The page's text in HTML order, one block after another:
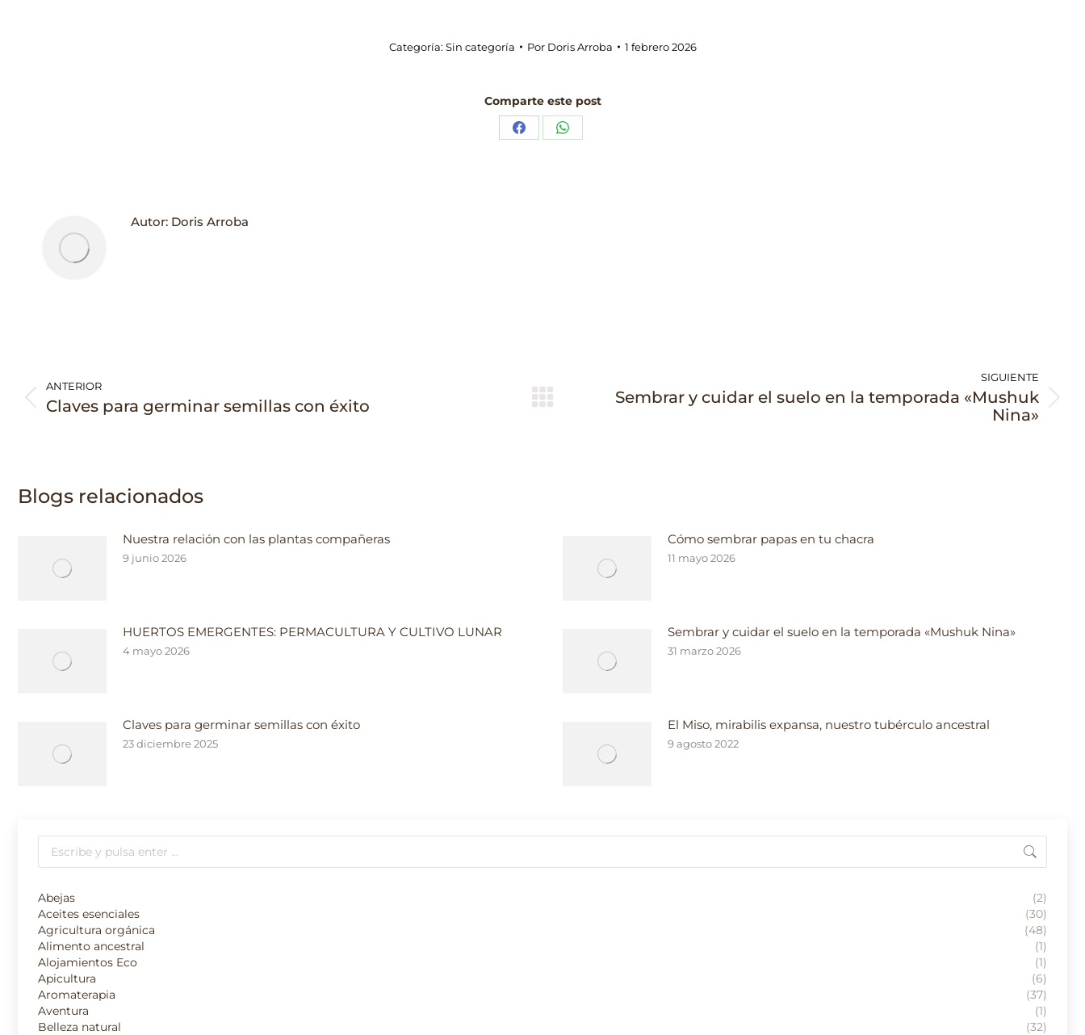
Categoría: Sin categoría Por Doris Arroba 1 febrero 2026
Comparte este post
Share Share
Autor: Doris Arroba
entre
publicaciones
ANTERIOR
Publicación
anterior:
Claves para germinar semillas con éxito
SIGUIENTE
PublicaciónSembrar y cuidar el suelo en la temporada «Mushuk
Nina»
Blogs relacionados
Nuestra relación con las plantas compañeras
9 junio 2026
Cómo sembrar papas en tu chacra
11 mayo 2026
HUERTOS EMERGENTES: PERMACULTURA Y CULTIVO LUNAR
4 mayo 2026
Sembrar y cuidar el suelo en la temporada «Mushuk Nina»
31 marzo 2026
Claves para germinar semillas con éxito
23 diciembre 2025
El Miso, mirabilis expansa, nuestro tubérculo ancestral
9 agosto 2022
Buscar:
Abejas
(2)
Aceites esenciales
(30)
Agricultura orgánica
(48)
Alimento ancestral
(1)
Alojamientos Eco
(1)
Apicultura
(6)
Aromaterapia
(37)
Aventura
(1)
Belleza natural
(32)